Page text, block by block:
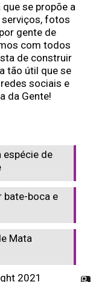
se propõe a
fotos
gente de
com todos
de construir
tão útil que se
sociais e
da Gente!
espécie de
bate-boca e
Mata
2021